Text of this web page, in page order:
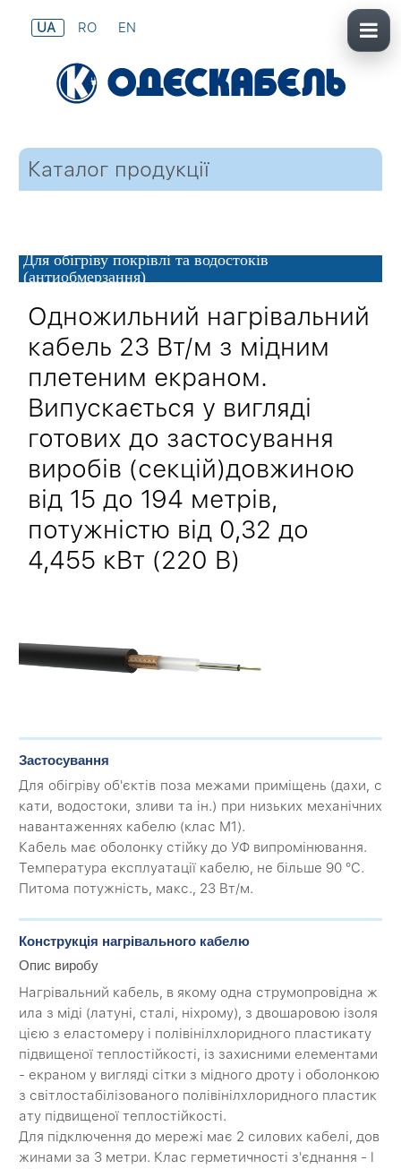
UA RO EN
Каталог продукції
Для обігріву покрівлі та водостоків
(антиобмерзання)
Одножильний нагрівальний
кабель 23 Вт/м з мідним
плетеним екраном.
Випускається у вигляді
готових до застосування
виробів (секцій)довжиною
від 15 до 194 метрів,
потужністю від 0,32 до
4,455 кВт (220 В)
Застосування
Для обігріву об'єктів поза межами приміщень (дахи, с
кати, водостоки, зливи та ін.) при низьких механічних
навантаженнях кабелю (клас М1).
Кабель має оболонку стійку до УФ випромінювання.
Температура експлуатації кабелю, не більше 90 °С.
Питома потужність, макс., 23 Вт/м.
Конструкція нагрівального кабелю
Опис виробу
Нагрівальний кабель, в якому одна струмопровідна ж
ила з міді (латуні, сталі, ніхрому), з двошаровою ізоля
цією з еластомеру і полівінілхлоридного пластикату
підвищеної теплостійкості, із захисними елементами
- екраном у вигляді сітки з мідного дроту і оболонкою
з світлостабілізованого полівінілхлоридного пластик
ату підвищеної теплостійкості.
Для підключення до мережі має 2 силових кабелі, дов
жинами за 3 метри. Клас герметичності з'єднання - I